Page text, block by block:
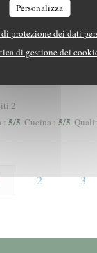
Personalizza
protezione dei dati
di gestione dei
2
2
: 5/5 Cucina : 5/5
2 3